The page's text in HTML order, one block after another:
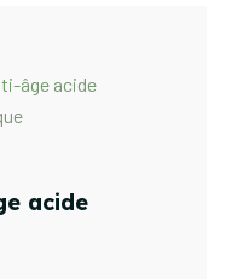
acide